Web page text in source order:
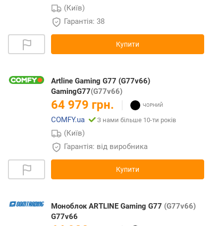
(Київ)
Гарантія: 38
Купити
Artline Gaming G77 (G77v66)
GamingG77(G77v66)
64 979 грн.
COMFY.ua З нами більше 10-ти років
(Київ)
Гарантія: від виробника
Купити
Моноблок ARTLINE Gaming G77 (G77v66)
G77v66